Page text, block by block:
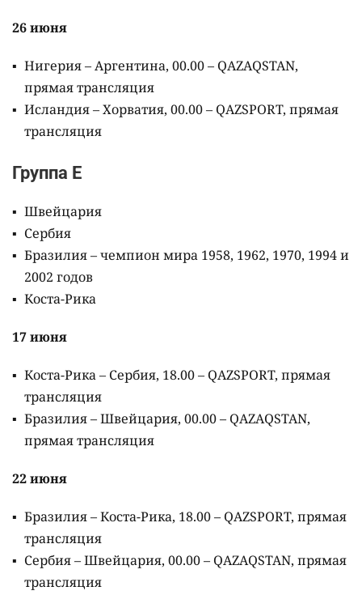
26 июня
Нигерия – Аргентина, 00.00 – QAZAQSTAN,
прямая трансляция
Исландия – Хорватия, 00.00 – QAZSPORT, прямая
трансляция
Группа E
Швейцария
Сербия
Бразилия – чемпион мира 1958, 1962, 1970, 1994 и
2002 годов
Коста-Рика
17 июня
Коста-Рика – Сербия, 18.00 – QAZSPORT, прямая
трансляция
Бразилия – Швейцария, 00.00 – QAZAQSTAN,
прямая трансляция
22 июня
Бразилия – Коста-Рика, 18.00 – QAZSPORT, прямая
трансляция
Сербия – Швейцария, 00.00 – QAZAQSTAN, прямая
трансляция